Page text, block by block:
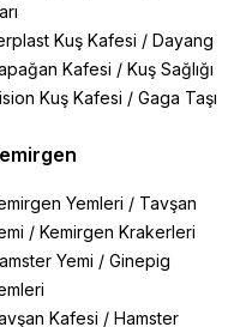
Çıkan Biyolojik Filtre
Serisi
ve muazzam
bakteri
sunar.
mekanik
görev yapar.
yapısıyla iç ve dış
fakiri alanlar
de denitrifikasyon
Kuş Kafesi / Dayang
Kafesi / Kuş Sağlığı
Kuş Kafesi / Gaga Taşı
Yemleri / Tavşan
/ Kemirgen Krakerleri
Yemi / Ginepig
Kafesi / Hamster